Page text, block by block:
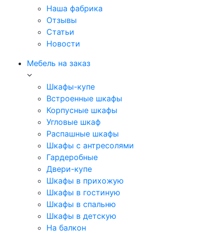
Наша фабрика
Отзывы
Статьи
Новости
Мебель на заказ
Шкафы-купе
Встроенные шкафы
Корпусные шкафы
Угловые шкаф
Распашные шкафы
Шкафы с антресолями
Гардеробные
Двери-купе
Шкафы в прихожую
Шкафы в гостиную
Шкафы в спальню
Шкафы в детскую
На балкон